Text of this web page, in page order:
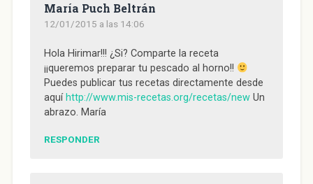
María Puch Beltrán
12/01/2015 a las 14:06
Hola Hirimar!!! ¿Si? Comparte la receta
¡¡queremos preparar tu pescado al horno!!
Puedes publicar tus recetas directamente desde
aquí http://www.mis-recetas.org/recetas/newUn
abrazo. María
RESPONDER